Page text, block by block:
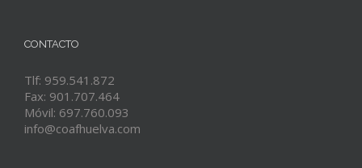
CONTACTO
Tlf: 959.541.872
Fax: 901.707.464
Móvil: 697.760.093
info@coafhuelva.com